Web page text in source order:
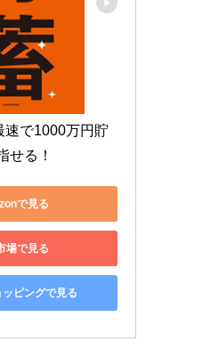
速で1000万円貯
せる！
で見る
場で見る
ピングで見る